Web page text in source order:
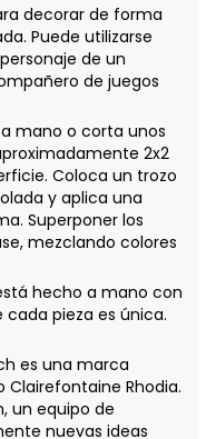
decorar de forma
Puede utilizarse
de un
de juegos
a mano o corta unos
2x2
Coloca un trozo
y aplica una
Superponer los
mezclando colores
está hecho a mano con
pieza es única.
es una marca
Rhodia.
un equipo de
nuevas ideas